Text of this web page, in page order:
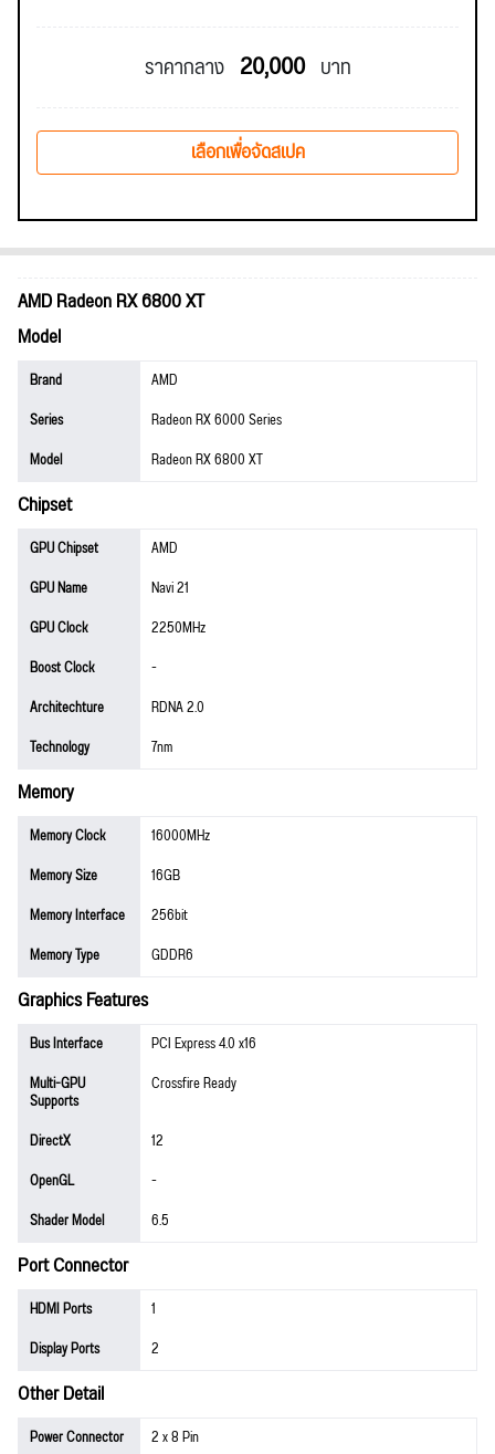
ราคากลาง 20,000 บาท
เลือกเพื่อจัดสเปค
AMD Radeon RX 6800 XT
Model
Brand
AMD
Series
Radeon RX 6000 Series
Model
Radeon RX 6800 XT
Chipset
GPU Chipset
AMD
GPU Name
Navi 21
GPU Clock
2250MHz
Boost Clock
-
Architechture
RDNA 2.0
Technology
7nm
Memory
Memory Clock
16000MHz
Memory Size
16GB
Memory Interface
256bit
Memory Type
GDDR6
Graphics Features
Bus Interface
PCI Express 4.0 x16
Multi-GPU
Supports
Crossfire Ready
DirectX
12
OpenGL
-
Shader Model
6.5
Port Connector
HDMI Ports
1
Display Ports
2
Other Detail
Power Connector
2 x 8 Pin